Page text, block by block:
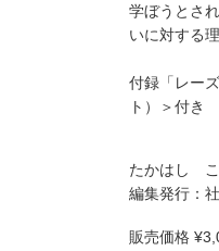
学ぼうとさ
いに対する
付録「レー
ト）＞付き
たかはし
編集発行：
販売価格